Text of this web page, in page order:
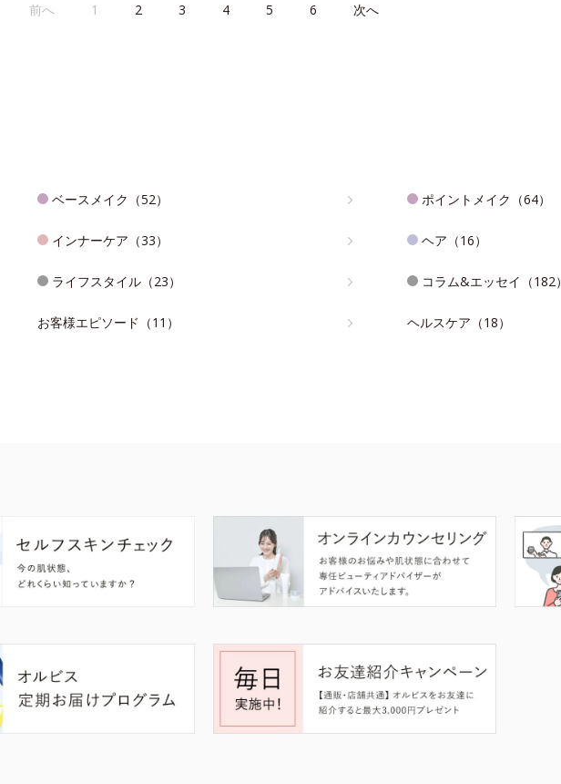
前へ 1 2 3 4 5 6 次へ
ベースメイク（52） ポイントメイク（64）
インナーケア（33） ヘア（16）
ライフスタイル（23） コラム&エッセイ（182）
お客様エピソード（11） ヘルスケア（18）